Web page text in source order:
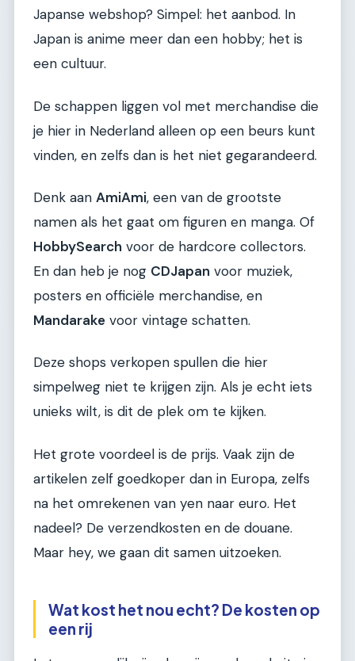
Japanse webshop? Simpel: het aanbod. In
Japan is anime meer dan een hobby; het is
een cultuur.
De schappen liggen vol met merchandise die
je hier in Nederland alleen op een beurs kunt
vinden, en zelfs dan is het niet gegarandeerd.
Denk aan AmiAmi, een van de grootste
namen als het gaat om figuren en manga. Of
HobbySearch voor de hardcore collectors.
En dan heb je nog CDJapan voor muziek,
posters en officiële merchandise, en
Mandarake voor vintage schatten.
Deze shops verkopen spullen die hier
simpelweg niet te krijgen zijn. Als je echt iets
unieks wilt, is dit de plek om te kijken.
Het grote voordeel is de prijs. Vaak zijn de
artikelen zelf goedkoper dan in Europa, zelfs
na het omrekenen van yen naar euro. Het
nadeel? De verzendkosten en de douane.
Maar hey, we gaan dit samen uitzoeken.
Wat kost het nou echt? De kosten op
een rij